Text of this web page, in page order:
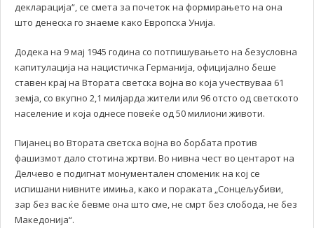
декларација“, се смета за почеток на формирањето на она
што денеска го знаеме како Европска Унија.
Додека на 9 мај 1945 година со потпишувањето на безусловна
капитулација на нацистичка Германија, официјално беше
ставен крај на Втората светска војна во која учествуваа 61
земја, со вкупно 2,1 милјарда жители или 96 отсто од светското
население и која однесе повеќе од 50 милиони животи.
Пијанец во Втората светска војна во борбата против
фашизмот дало стотина жртви. Во нивна чест во центарот на
Делчево е подигнат монументален споменик на кој се
испишани нивните имиња, како и пораката „Сонцељубиви,
зар без вас ќе бевме она што сме, не смрт без слобода, не без
Македонија“.